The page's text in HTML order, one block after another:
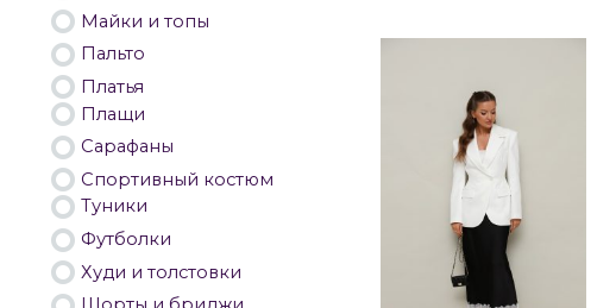
Майки и топы
Пальто
Платья
Плащи
Сарафаны
Спортивный костюм
Туники
Футболки
Худи и толстовки